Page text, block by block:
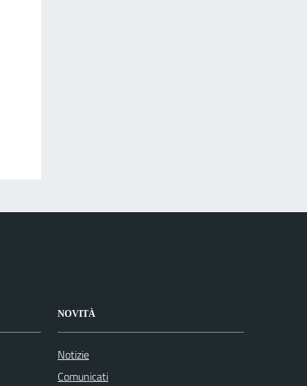
NOVITÀ
Notizie
Comunicati